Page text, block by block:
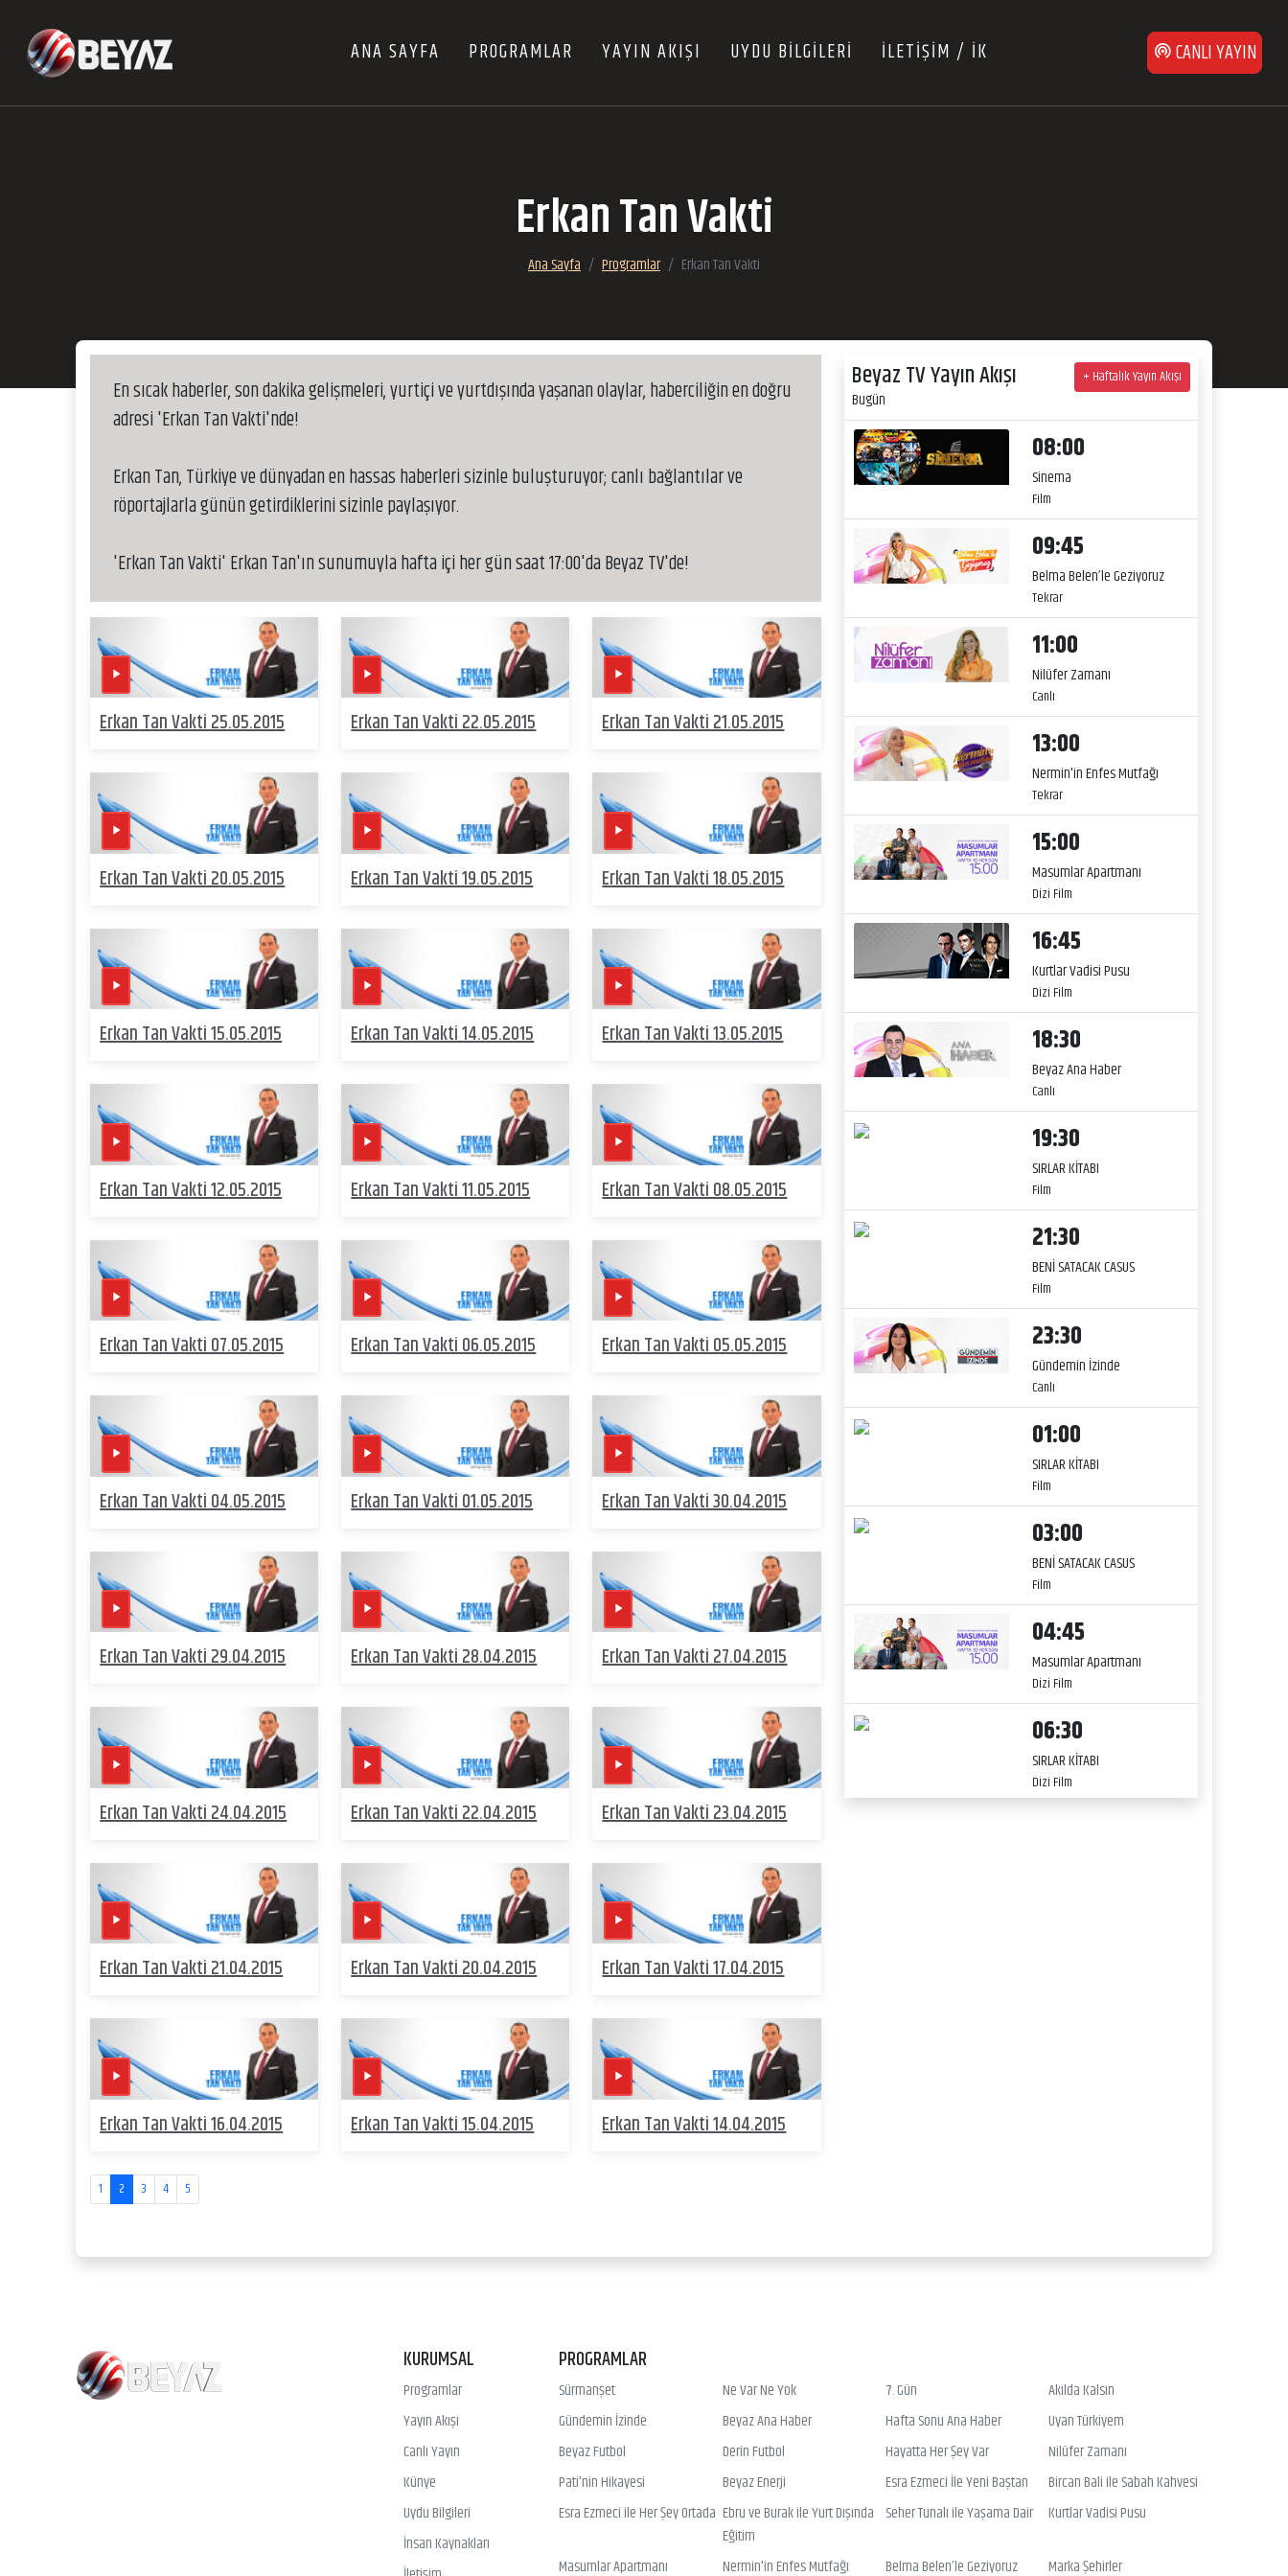
ANA SAYFA PROGRAMLAR YAYIN AKIŞI UYDU BİLGİLERİ İLETİŞİM / İK CANLI YAYIN
Erkan Tan Vakti
Ana Sayfa Programlar Erkan Tan Vakti
En sıcak haberler, son dakika gelişmeleri, yurtiçi ve yurtdışında yaşanan olaylar, haberciliğin en doğru
adresi 'Erkan Tan Vakti'nde!
Erkan Tan, Türkiye ve dünyadan en hassas haberleri sizinle buluşturuyor; canlı bağlantılar ve
röportajlarla günün getirdiklerini sizinle paylaşıyor.
'Erkan Tan Vakti' Erkan Tan'ın sunumuyla hafta içi her gün saat 17:00'da Beyaz TV'de!
Erkan Tan Vakti 25.05.2015 Erkan Tan Vakti 22.05.2015 Erkan Tan Vakti 21.05.2015
Erkan Tan Vakti 20.05.2015 Erkan Tan Vakti 19.05.2015 Erkan Tan Vakti 18.05.2015
Erkan Tan Vakti 15.05.2015 Erkan Tan Vakti 14.05.2015 Erkan Tan Vakti 13.05.2015
Erkan Tan Vakti 12.05.2015 Erkan Tan Vakti 11.05.2015 Erkan Tan Vakti 08.05.2015
Erkan Tan Vakti 07.05.2015 Erkan Tan Vakti 06.05.2015 Erkan Tan Vakti 05.05.2015
Erkan Tan Vakti 04.05.2015 Erkan Tan Vakti 01.05.2015 Erkan Tan Vakti 30.04.2015
Erkan Tan Vakti 29.04.2015 Erkan Tan Vakti 28.04.2015 Erkan Tan Vakti 27.04.2015
Erkan Tan Vakti 24.04.2015 Erkan Tan Vakti 22.04.2015 Erkan Tan Vakti 23.04.2015
Erkan Tan Vakti 21.04.2015 Erkan Tan Vakti 20.04.2015 Erkan Tan Vakti 17.04.2015
Erkan Tan Vakti 16.04.2015 Erkan Tan Vakti 15.04.2015 Erkan Tan Vakti 14.04.2015
1 2 3 4 5
Beyaz TV Yayın Akışı
Bugün
+ Haftalık Yayın Akışı
08:00
Sinema
Film
09:45
Belma Belen’le Geziyoruz
Tekrar
11:00
Nilüfer Zamanı
Canlı
13:00
Nermin'in Enfes Mutfağı
Tekrar
15:00
Masumlar Apartmanı
Dizi Film
16:45
Kurtlar Vadisi Pusu
Dizi Film
18:30
Beyaz Ana Haber
Canlı
19:30
SIRLAR KİTABI
Film
21:30
BENİ SATACAK CASUS
Film
23:30
Gündemin İzinde
Canlı
01:00
SIRLAR KİTABI
Film
03:00
BENİ SATACAK CASUS
Film
04:45
Masumlar Apartmanı
Dizi Film
06:30
SIRLAR KİTABI
Dizi Film
KURUMSAL
Programlar
Yayın Akışı
Canlı Yayın
Künye
Uydu Bilgileri
İnsan Kaynakları
PROGRAMLAR
Sürmanşet Ne Var Ne Yok 7. Gün
Akılda Kalsın
Gündemin İzinde
Beyaz Ana Haber Hafta Sonu Ana Haber
Uyan Türkiyem
Beyaz Futbol
Derin Futbol Hayatta Her Şey Var
Nilüfer Zamanı
Pati'nin Hikayesi
Beyaz Enerji Esra Ezmeci İle Yeni Baştan
Bircan Bali ile Sabah Kahvesi
Esra Ezmeci ile Her Şey Ortada Ebru ve Burak ile Yurt Dışında
Eğitim
Seher Tunalı ile Yaşama Dair Kurtlar Vadisi Pusu
Masumlar Apartmanı Nermin'in Enfes Mutfağı Belma Belen’le Geziyoruz Marka Şehirler